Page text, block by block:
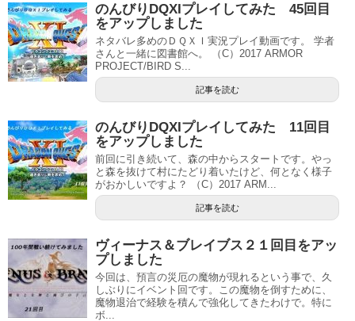
のんびりDQXIプレイしてみた 45回目
をアップしました
ネタバレ多めのＤＱＸＩ実況プレイ動画です。 学者
さんと一緒に図書館へ。 （C）2017 ARMOR
PROJECT/BIRD S...
記事を読む
のんびりDQXIプレイしてみた 11回目
をアップしました
前回に引き続いて、森の中からスタートです。やっ
と森を抜けて村にたどり着いたけど、何となく様子
がおかしいですよ？ （C）2017 ARM...
記事を読む
ヴィーナス＆ブレイブス２１回目をアッ
プしました
今回は、預言の災厄の魔物が現れるという事で、久
しぶりにイベント回です。この魔物を倒すために、
魔物退治で経験を積んで強化してきたわけで。特に
ボ...